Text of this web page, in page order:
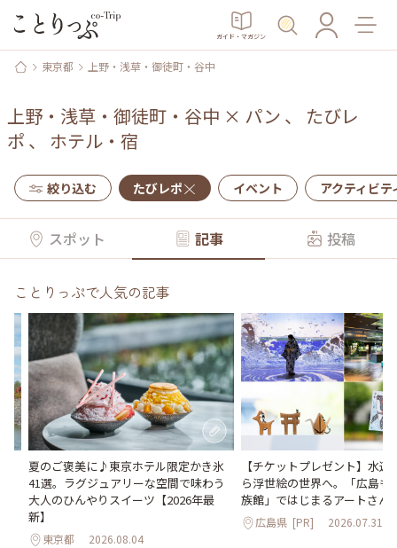
ガイド・マガジン
東京都 上野・浅草・御徒町・谷中
上野・浅草・御徒町・谷中 × パン 、 たびレ
ポ 、 ホテル・宿
絞り込む たびレポ イベント アクティビテ
スポット 記事 投稿
ことりっぷで人気の記事
夏のご褒美に♪東京ホテル限定かき氷
41選。ラグジュアリーな空間で味わう
大人のひんやりスイーツ【2026年最
新】
東京都 2026.08.04
【チケットプレゼント】水辺
ら浮世絵の世界へ。「広島も
族館」ではじまるアートさん
広島県 [PR] 2026.07.31